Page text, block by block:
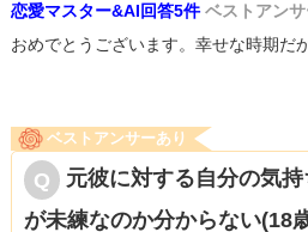
恋愛マスター&AI回答5件 ベストアン
おめでとうございます。幸せな時期だか
ベストアンサーあり
元彼に対する自分の気
が未練なのか分からない(18